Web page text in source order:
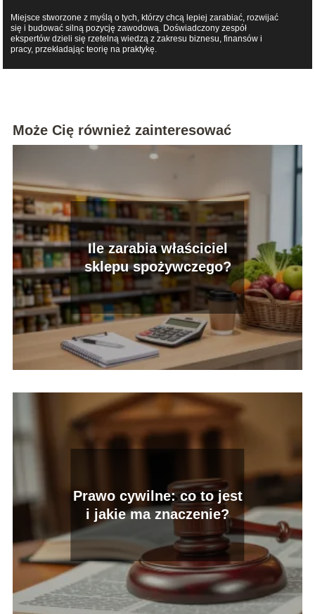
Miejsce stworzone z myślą o tych, którzy chcą lepiej zarabiać, rozwijać
się i budować silną pozycję zawodową. Doświadczony zespół
ekspertów dzieli się rzetelną wiedzą z zakresu biznesu, finansów i
pracy, przekładając teorię na praktykę.
Może Cię również zainteresować
Ile zarabia właściciel
sklepu spożywczego?
Prawo cywilne: co to jest
i jakie ma znaczenie?